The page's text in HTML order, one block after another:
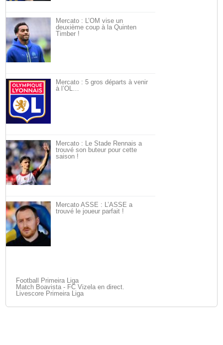
Mercato : L’OM vise un
deuxième coup à la Quinten
Timber !
Mercato : 5 gros départs à venir
à l’OL…
Mercato : Le Stade Rennais a
trouvé son buteur pour cette
saison !
Mercato ASSE : L’ASSE a
trouvé le joueur parfait !
Football Primeira Liga
Match Boavista - FC Vizela en direct.
Livescore Primeira Liga